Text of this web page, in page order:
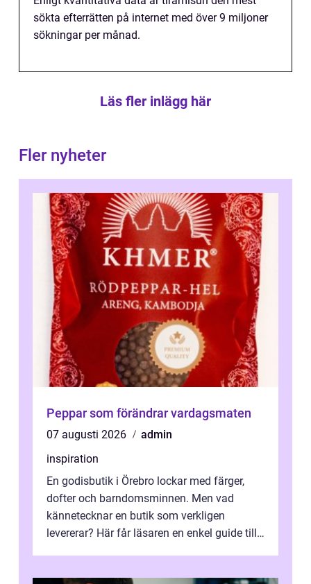
sökta efterrätten på internet med över 9 miljoner
sökningar per månad.
Läs fler inlägg här
Fler nyheter
Peppar som förändrar vardagsmaten
07 augusti 2026
admin
inspiration
En godisbutik i Örebro lockar med färger,
dofter och barndomsminnen. Men vad
kännetecknar en butik som verkligen
levererar? Här får läsaren en enkel guide till